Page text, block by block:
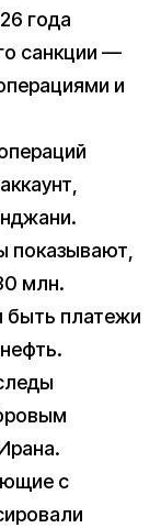
года
санкции —
и
показывают,
млн.
быть платежи
с